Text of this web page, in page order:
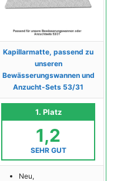
Kapillarmatte, passend zu
unseren
Bewässerungswannen und
Anzucht-Sets 53/31
1. Platz
1,2
SEHR GUT
Neu,